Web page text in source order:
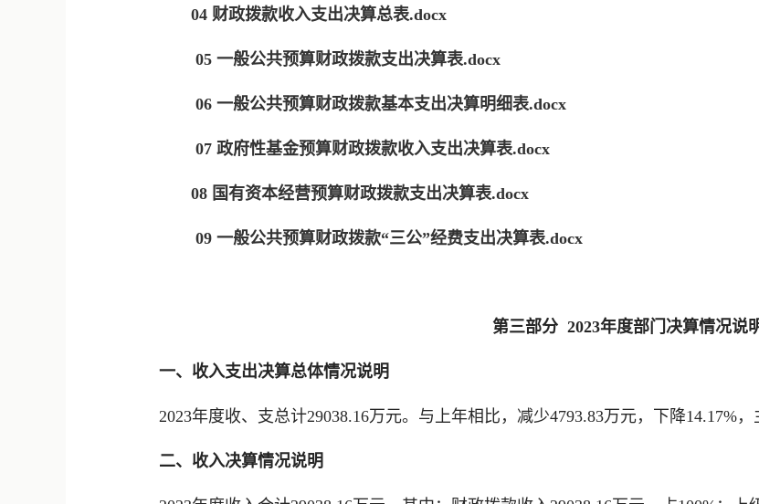
04 财政拨款收入支出决算总表.docx
05 一般公共预算财政拨款支出决算表.docx
06 一般公共预算财政拨款基本支出决算明细表.docx
07 政府性基金预算财政拨款收入支出决算表.docx
08 国有资本经营预算财政拨款支出决算表.docx
09 一般公共预算财政拨款“三公”经费支出决算表.docx
第三部分 2023年度部门决算情况说
一、收入支出决算总体情况说明
2023年度收、支总计29038.16万元。与上年相比，减少4793.83万元，下降14.17%
二、收入决算情况说明